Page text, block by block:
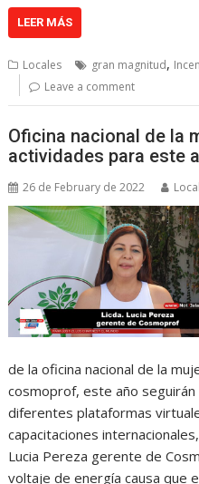
LEER MÁS
Locales gran magnitud,
Leave a comment
Oficina nacional de la
actividades para este
26 de February de 2022
de la oficina nacional de la
cosmoprof, este año
diferentes plataformas
capacitaciones
Lucia Pereza gerente de
voltaje de energía causa que